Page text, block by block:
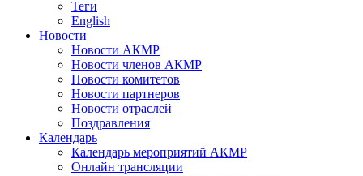
Теги
English
Новости
Новости АКМР
Новости членов АКМР
Новости комитетов
Новости партнеров
Новости отраслей
Поздравления
Календарь
Календарь мероприятий АКМР
Онлайн трансляции